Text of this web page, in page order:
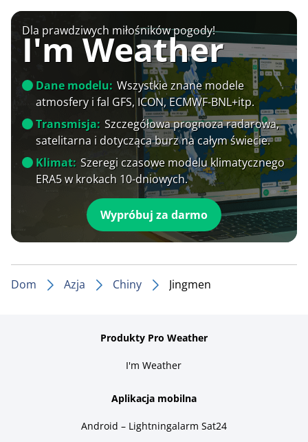
Dla prawdziwych miłośników pogody!
I'm Weather
Dane modelu: Wszystkie znane modele
atmosfery i fal GFS, ICON, ECMWF-BNL+itp.
Transmisja: Szczegółowa prognoza radarowa,
satelitarna i dotycząca burz na całym świecie.
Klimat: Szeregi czasowe modelu klimatycznego
ERA5 w krokach 10-dniowych.
Wypróbuj za darmo
Dom Azja Chiny Jingmen
Produkty Pro Weather
I'm Weather
Aplikacja mobilna
Android – Lightningalarm Sat24